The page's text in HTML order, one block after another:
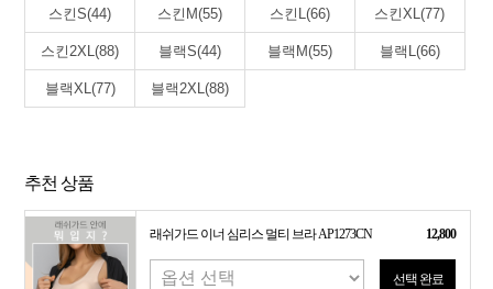
스킨S(44) 스킨M(55) 스킨L(66) 스킨XL(77)
스킨2XL(88) 블랙S(44) 블랙M(55) 블랙L(66)
블랙XL(77) 블랙2XL(88)
추천 상품
래쉬가드 이너 심리스 멀티 브라 AP1273CN 12,800
선택 완료